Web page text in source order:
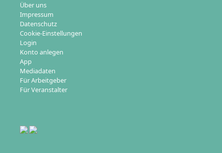
Über uns
Impressum
Datenschutz
Cookie-Einstellungen
Login
Konto anlegen
App
Mediadaten
Für Arbeitgeber
Für Veranstalter